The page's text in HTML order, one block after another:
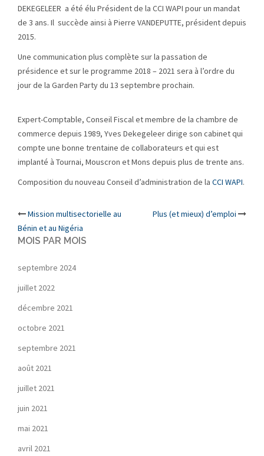
DEKEGELEER a été élu Président de la CCI WAPI pour un mandat
de 3 ans. Il succède ainsi à Pierre VANDEPUTTE, président depuis
2015.
Une communication plus complète sur la passation de
présidence et sur le programme 2018 – 2021 sera à l’ordre du
jour de la Garden Party du 13 septembre prochain.
Expert-Comptable, Conseil Fiscal et membre de la chambre de
commerce depuis 1989, Yves Dekegeleer dirige son cabinet qui
compte une bonne trentaine de collaborateurs et qui est
implanté à Tournai, Mouscron et Mons depuis plus de trente ans.
Composition du nouveau Conseil d’administration de la CCI WAPI.
Post
navigation
Mission multisectorielle au
Bénin et au Nigéria
Plus (et mieux) d’emploi
MOIS PAR MOIS
septembre 2024
juillet 2022
décembre 2021
octobre 2021
septembre 2021
août 2021
juillet 2021
juin 2021
mai 2021
avril 2021